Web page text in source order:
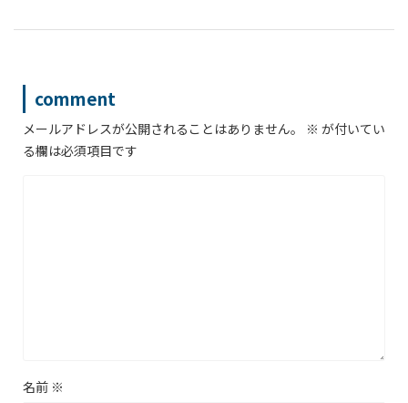
comment
メールアドレスが公開されることはありません。 ※ が付いてい
る欄は必須項目です
名前 ※